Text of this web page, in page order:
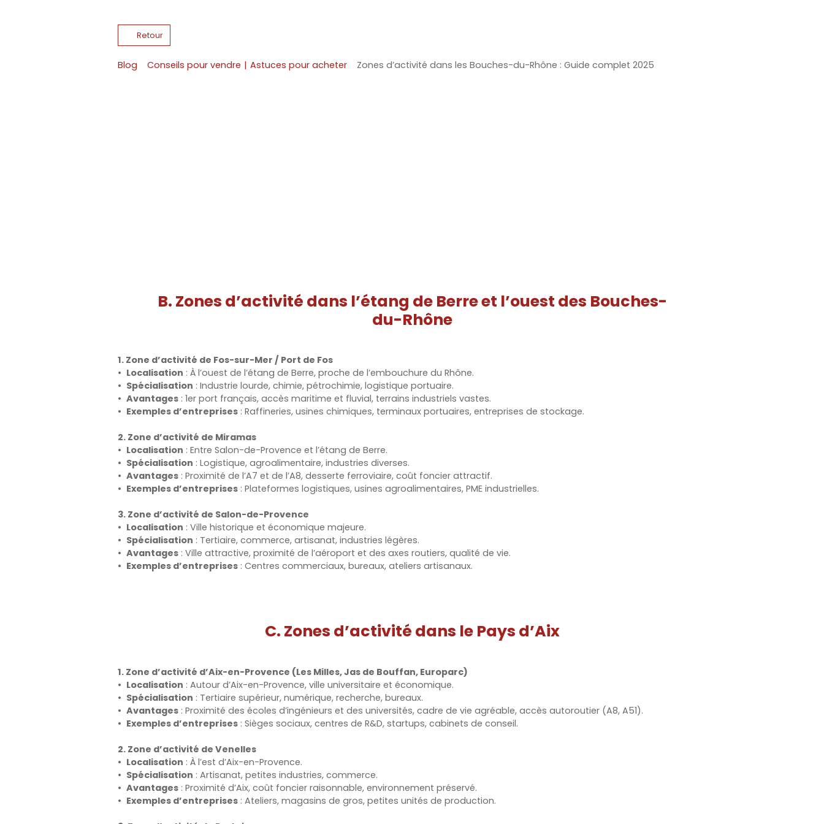
Retour
Blog Conseils pour vendre | Astuces pour acheter Zones d’activité dans les Bouches-du-Rhône : Guide complet 2025
B. Zones d’activité dans l’étang de Berre et l’ouest des Bouches-
du-Rhône
1. Zone d’activité de Fos-sur-Mer / Port de Fos
Localisation : À l’ouest de l’étang de Berre, proche de l’embouchure du Rhône.
Spécialisation : Industrie lourde, chimie, pétrochimie, logistique portuaire.
Avantages : 1er port français, accès maritime et fluvial, terrains industriels vastes.
Exemples d’entreprises : Raffineries, usines chimiques, terminaux portuaires, entreprises de stockage.
2. Zone d’activité de Miramas
Localisation : Entre Salon-de-Provence et l’étang de Berre.
Spécialisation : Logistique, agroalimentaire, industries diverses.
Avantages : Proximité de l’A7 et de l’A8, desserte ferroviaire, coût foncier attractif.
Exemples d’entreprises : Plateformes logistiques, usines agroalimentaires, PME industrielles.
3. Zone d’activité de Salon-de-Provence
Localisation : Ville historique et économique majeure.
Spécialisation : Tertiaire, commerce, artisanat, industries légères.
Avantages : Ville attractive, proximité de l’aéroport et des axes routiers, qualité de vie.
Exemples d’entreprises : Centres commerciaux, bureaux, ateliers artisanaux.
C. Zones d’activité dans le Pays d’Aix
1. Zone d’activité d’Aix-en-Provence (Les Milles, Jas de Bouffan, Europarc)
Localisation : Autour d’Aix-en-Provence, ville universitaire et économique.
Spécialisation : Tertiaire supérieur, numérique, recherche, bureaux.
Avantages : Proximité des écoles d’ingénieurs et des universités, cadre de vie agréable, accès autoroutier (A8, A51).
Exemples d’entreprises : Sièges sociaux, centres de R&D, startups, cabinets de conseil.
2. Zone d’activité de Venelles
Localisation : À l’est d’Aix-en-Provence.
Spécialisation : Artisanat, petites industries, commerce.
Avantages : Proximité d’Aix, coût foncier raisonnable, environnement préservé.
Exemples d’entreprises : Ateliers, magasins de gros, petites unités de production.